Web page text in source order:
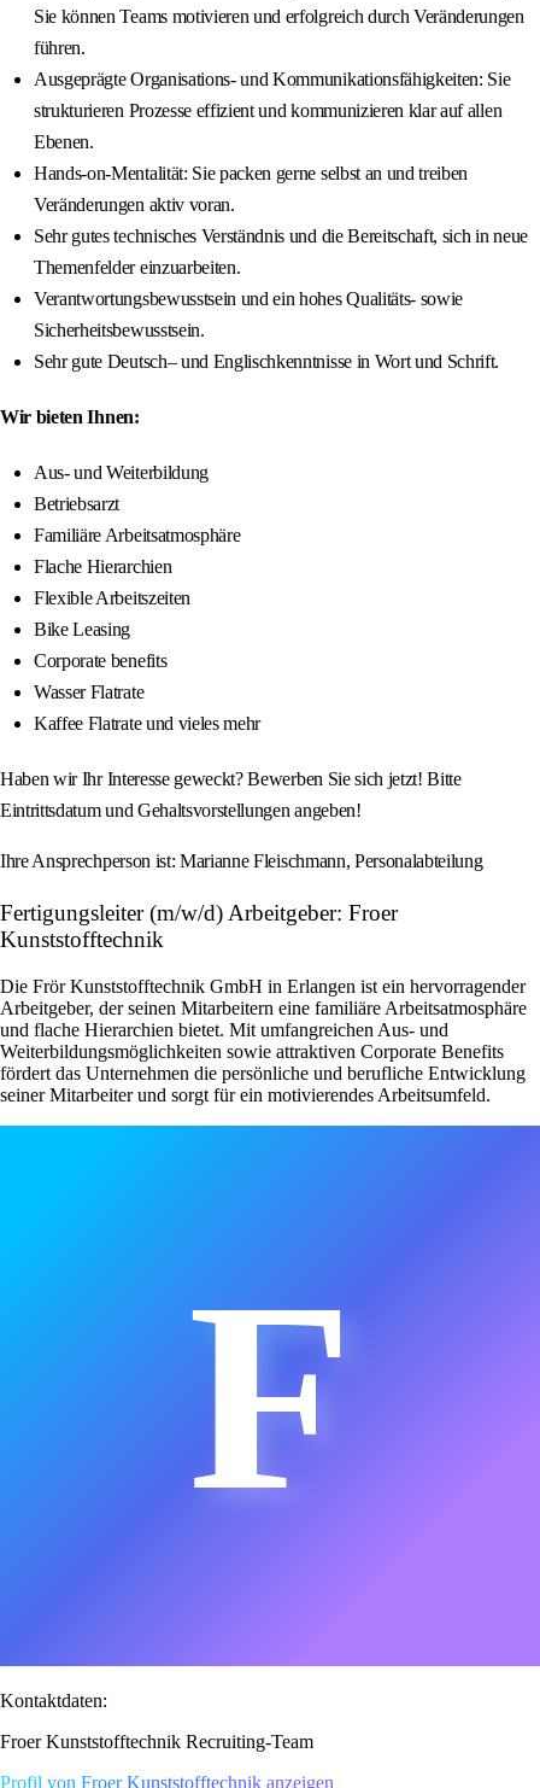
Sie können Teams motivieren und erfolgreich durch Veränderungen
führen.
Ausgeprägte Organisations- und Kommunikationsfähigkeiten: Sie
strukturieren Prozesse effizient und kommunizieren klar auf allen
Ebenen.
Hands-on-Mentalität: Sie packen gerne selbst an und treiben
Veränderungen aktiv voran.
Sehr gutes technisches Verständnis und die Bereitschaft, sich in neue
Themenfelder einzuarbeiten.
Verantwortungsbewusstsein und ein hohes Qualitäts- sowie
Sicherheitsbewusstsein.
Sehr gute Deutsch– und Englischkenntnisse in Wort und Schrift.
Wir bieten Ihnen:
Aus- und Weiterbildung
Betriebsarzt
Familiäre Arbeitsatmosphäre
Flache Hierarchien
Flexible Arbeitszeiten
Bike Leasing
Corporate benefits
Wasser Flatrate
Kaffee Flatrate und vieles mehr
Haben wir Ihr Interesse geweckt? Bewerben Sie sich jetzt! Bitte
Eintrittsdatum und Gehaltsvorstellungen angeben!
Ihre Ansprechperson ist: Marianne Fleischmann, Personalabteilung
Fertigungsleiter (m/w/d) Arbeitgeber: Froer
Kunststofftechnik
Die Frör Kunststofftechnik GmbH in Erlangen ist ein hervorragender
Arbeitgeber, der seinen Mitarbeitern eine familiäre Arbeitsatmosphäre
und flache Hierarchien bietet. Mit umfangreichen Aus- und
Weiterbildungsmöglichkeiten sowie attraktiven Corporate Benefits
fördert das Unternehmen die persönliche und berufliche Entwicklung
seiner Mitarbeiter und sorgt für ein motivierendes Arbeitsumfeld.
F
Kontaktdaten:
Froer Kunststofftechnik Recruiting-Team
Profil von Froer Kunststofftechnik anzeigen